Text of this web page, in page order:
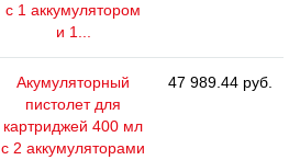
с 1 аккумулятором
и 1...
Акумуляторный
пистолет для
картриджей 400 мл
с 2 аккумуляторами
47 989.44 руб.